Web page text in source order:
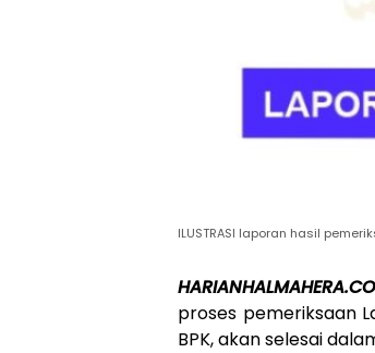
ILUSTRASI laporan hasil
proses pemeriksaan
BPK, akan selesai